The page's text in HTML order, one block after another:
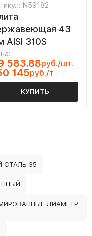
N59182
43
AISI 310S
583.88руб./шт.
145руб./т
КУПИТЬ
СТАЛЬ 35
ДИАМЕТР